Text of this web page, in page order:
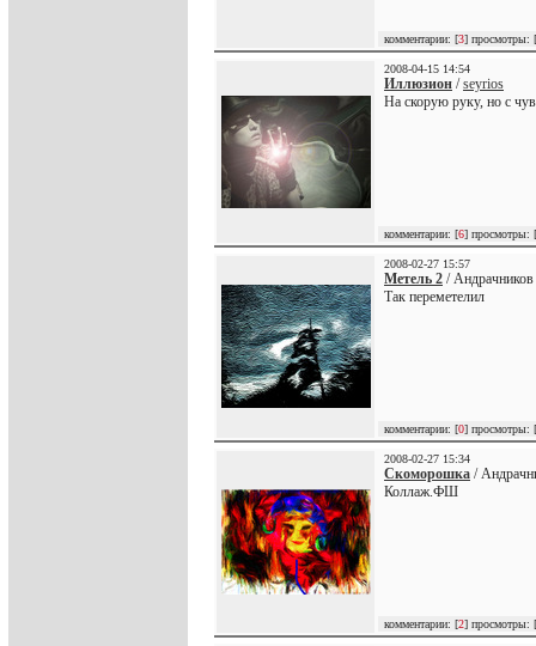
комментарии: [3] просмотры: [
2008-04-15 14:54
Иллюзион /seyrios
На скорую руку, но с
комментарии: [6] просмотры: [
2008-02-27 15:57
Метель 2 /
Так переметелил
комментарии: [0] просмотры: [
2008-02-27 15:34
Скоморошка /
Коллаж.ФШ
комментарии: [2] просмотры: [